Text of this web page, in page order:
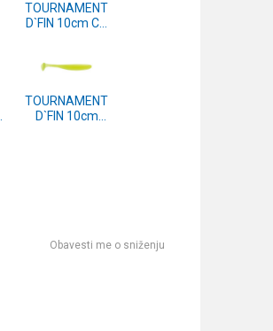
TOURNAMENT
D`FIN 10cm CT
TOURNAMENT
D`FIN 10cm
Obavesti me o sniženju